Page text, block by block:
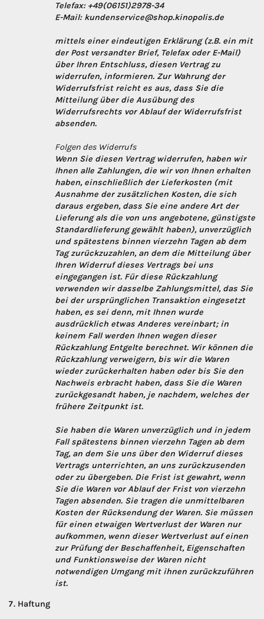
Telefax: +49(06151)2978-34
E-Mail: kundenservice@shop.kinopolis.de
mittels einer eindeutigen Erklärung (z.B. ein mit
der Post versandter Brief, Telefax oder E-Mail)
über Ihren Entschluss, diesen Vertrag zu
widerrufen, informieren. Zur Wahrung der
Widerrufsfrist reicht es aus, dass Sie die
Mitteilung über die Ausübung des
Widerrufsrechts vor Ablauf der Widerrufsfrist
absenden.
Folgen des Widerrufs
Wenn Sie diesen Vertrag widerrufen, haben wir
Ihnen alle Zahlungen, die wir von Ihnen erhalten
haben, einschließlich der Lieferkosten (mit
Ausnahme der zusätzlichen Kosten, die sich
daraus ergeben, dass Sie eine andere Art der
Lieferung als die von uns angebotene, günstigste
Standardlieferung gewählt haben), unverzüglich
und spätestens binnen vierzehn Tagen ab dem
Tag zurückzuzahlen, an dem die Mitteilung über
Ihren Widerruf dieses Vertrags bei uns
eingegangen ist. Für diese Rückzahlung
verwenden wir dasselbe Zahlungsmittel, das Sie
bei der ursprünglichen Transaktion eingesetzt
haben, es sei denn, mit Ihnen wurde
ausdrücklich etwas Anderes vereinbart; in
keinem Fall werden Ihnen wegen dieser
Rückzahlung Entgelte berechnet. Wir können die
Rückzahlung verweigern, bis wir die Waren
wieder zurückerhalten haben oder bis Sie den
Nachweis erbracht haben, dass Sie die Waren
zurückgesandt haben, je nachdem, welches der
frühere Zeitpunkt ist.
Sie haben die Waren unverzüglich und in jedem
Fall spätestens binnen vierzehn Tagen ab dem
Tag, an dem Sie uns über den Widerruf dieses
Vertrags unterrichten, an uns zurückzusenden
oder zu übergeben. Die Frist ist gewahrt, wenn
Sie die Waren vor Ablauf der Frist von vierzehn
Tagen absenden. Sie tragen die unmittelbaren
Kosten der Rücksendung der Waren. Sie müssen
für einen etwaigen Wertverlust der Waren nur
aufkommen, wenn dieser Wertverlust auf einen
zur Prüfung der Beschaffenheit, Eigenschaften
und Funktionsweise der Waren nicht
notwendigen Umgang mit ihnen zurückzuführen
ist.
Haftung